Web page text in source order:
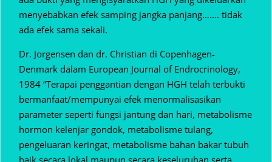
menyebabkan efek samping jangka panjang……. tidak
ada efek sama sekali.
Dr. Jorgensen dan dr. Christian di Copenhagen-
Denmark dalam European Journal of Endrocrinology,
1984 “Terapai penggantian dengan HGH telah terbukti
bermanfaat/mempunyai efek menormalisasikan
parameter seperti fungsi jantung dan hari, metabolisme
hormon kelenjar gondok, metabolisme tulang,
pengeluaran keringat, metabolisme bahan bakar tubuh
baik secara lokal maupun secara keseluruhan serta